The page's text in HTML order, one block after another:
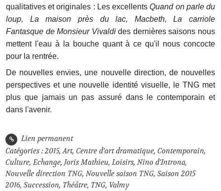
qualitatives et originales : Les excellentsQuand on parle du
loup, La maison près du lac, Macbeth, La carriole
Fantasque de Monsieur Vivaldides dernières saisons nous
mettent l'eau à la bouche quant à ce qu'il nous concocte
pour la rentrée.
De nouvelles envies, une nouvelle direction, de nouvelles
perspectives et une nouvelle identité visuelle, le TNG met
plus que jamais un pas assuré dans le contemporain et
dans l'avenir.
Lien permanent
Catégories :2015,Art,Centre d'art dramatique,Contemporain,
Culture,Echange,Joris Mathieu,Loisirs,Nino d'Introna,
Nouvelle direction TNG,Nouvelle saison TNG,Saison 2015
2016,Succession, Théâtre, TNG, Valmy